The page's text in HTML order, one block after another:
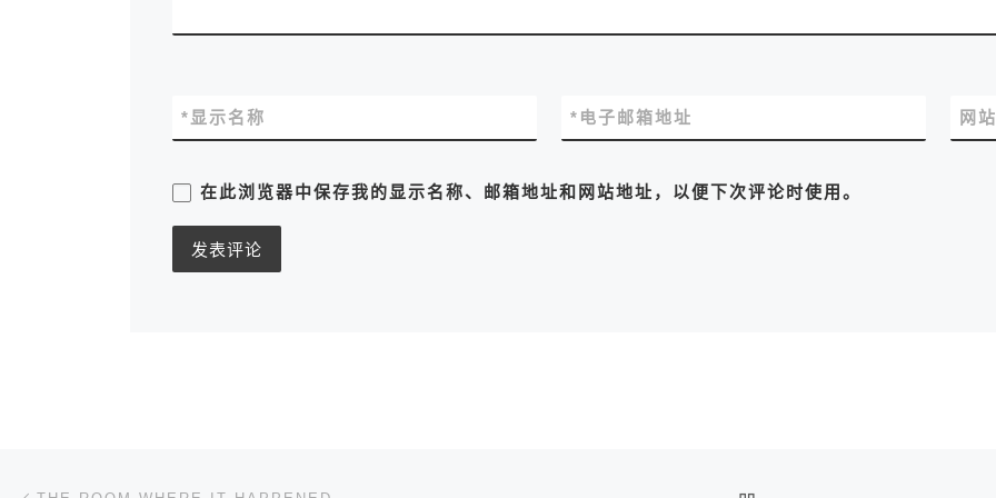
显示名称
* 电子邮箱地址
* 网
在此浏览器中保存我的显示名称、邮箱地址和网站地址，以便下次评论时使用。
文章导航